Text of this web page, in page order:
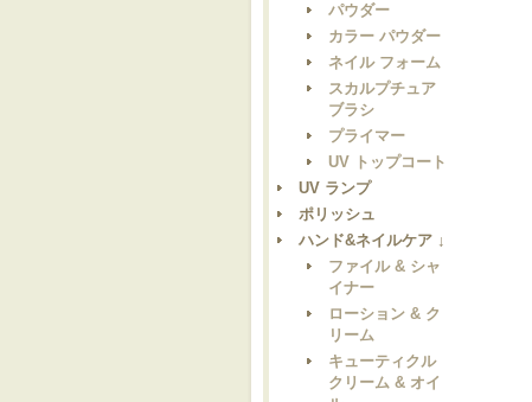
パウダー
カラー パウダー
ネイル フォーム
スカルプチュア
ブラシ
プライマー
UV トップコート
UV ランプ
ポリッシュ
ハンド&ネイルケア ↓
ファイル & シャ
イナー
ローション & ク
リーム
キューティクル
クリーム & オイ